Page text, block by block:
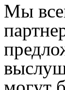
Мы